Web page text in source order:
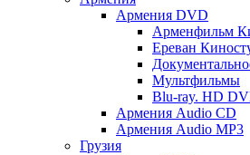
Армения DVD
Арменфильм
Ереван
Мультфильмы
Blu-ray. HD
Армения Audio CD
Армения Audio MP3
Грузия